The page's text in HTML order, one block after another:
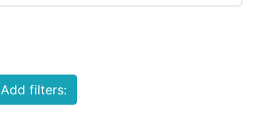
Add filters: